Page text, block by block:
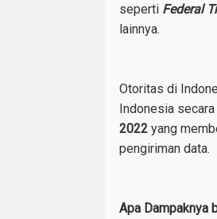
seperti Federal
lainnya.
Otoritas di
Indonesia
2022 yang
pengiriman data.
Apa Dampaknya